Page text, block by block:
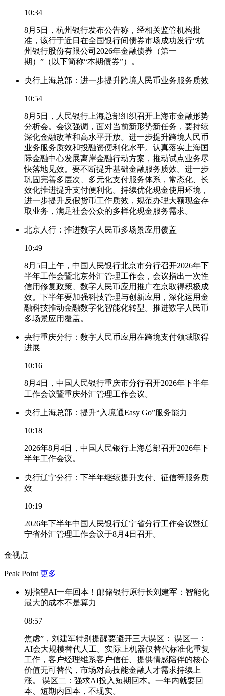
10:34
8月5日，杭州银行发布公告称，经相关监管机构批
准，该行于近日在全国银行间债券市场成功发行“杭
州银行股份有限公司2026年金融债券（第一
期）”（以下简称“本期债券”）。
央行上海总部：进一步提升跨境人民币业务服务质效
10:54
8月5日，人民银行上海总部组织召开上海市金融形势
分析会。会议强调，面对当前新形势新任务，要持续
深化金融改革和高水平开放。进一步提升跨境人民币
业务服务质效和投融资便利化水平。认真落实上海国
际金融中心发展离岸金融行动方案，推动试点业务尽
快落地见效。要不断提升基础金融服务质效。进一步
巩固完善多层次、多元化支付服务体系，常态化、长
效化推进提升支付便利化。持续优化现金使用环境，
进一步提升反假货币工作质效，规范办理大额现金存
取业务，满足社会公众的多样化现金服务需求。
北京人行：推进数字人民币多场景应用覆盖
10:49
8月5日上午，中国人民银行北京市分行召开2026年下
半年工作会暨北京外汇管理工作会，会议指出一次性
信用修复政策、数字人民币应用推广在京取得积极成
效。下半年要加强科技管理与创新应用，深化运用金
融科技推动金融数字化智能化转型。推进数字人民币
多场景应用覆盖。
央行重庆分行：数字人民币应用在跨境支付领域取得
进展
10:16
8月4日，中国人民银行重庆市分行召开2026年下半年
工作会议暨重庆外汇管理工作会议。
央行上海总部：提升“入境通Easy Go”服务能力
10:18
2026年8月4日，中国人民银行上海总部召开2026年下
半年工作会议。
央行辽宁分行：下半年继续提升支付、征信等服务质
效
10:19
2026年下半年中国人民银行辽宁省分行工作会议暨辽
宁省外汇管理工作会议于8月4日召开。
金视点
Peak Point 更多
别指望AI一年回本！邮储银行原行长刘建军：智能化
最大的成本不是算力
08:57
焦虑”，刘建军特别提醒要避开三大误区： 误区一：
AI会大规模替代人工。实际上机器仅替代标准化重复
工作，客户经理维系客户信任、提供情感陪伴的核心
价值无可替代，市场对高技能金融人才需求持续上
涨。 误区二：强求AI投入短期回本。一年内就要回
本、短期内回本，不现实。